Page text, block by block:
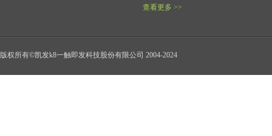
查看更多 >>
版权所有©凯发k8一触即发科技股份有限公司 2004-2024